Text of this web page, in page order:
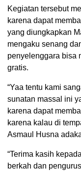
Kegiatan tersebut
karena dapat
yang diungkapkan
mengaku senang
penyelenggara bisa
gratis.
“Yaa tentu kami
sunatan massal ini
karena dapat
karena kalau di
Asmaul Husna
“Terima kasih
berkah dan